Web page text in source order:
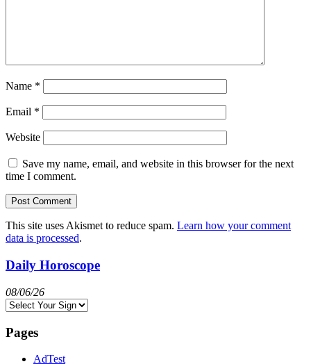
Name *
Email *
Website
Save my name, email, and website in this browser for the next
time I comment.
This site uses Akismet to reduce spam. Learn how your comment
data is processed.
Daily Horoscope
08/06/26
Pages
AdTest